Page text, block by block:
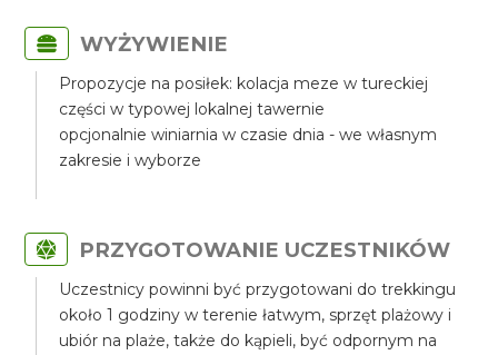
WYŻYWIENIE
Propozycje na posiłek: kolacja meze w tureckiej
części w typowej lokalnej tawernie
opcjonalnie winiarnia w czasie dnia - we własnym
zakresie i wyborze
PRZYGOTOWANIE UCZESTNIKÓW
Uczestnicy powinni być przygotowani do trekkingu
około 1 godziny w terenie łatwym, sprzęt plażowy i
ubiór na plaże, także do kąpieli, być odpornym na